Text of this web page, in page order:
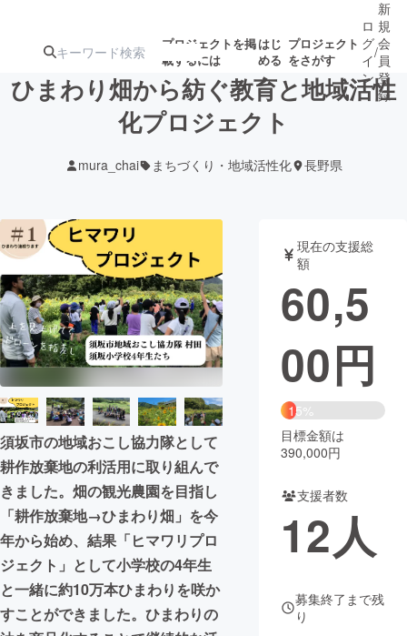
プロジェクトを掲
載するには
はじ
める
プロジェクト
をさがす
ターン
ジェクト
募集終了が近いプ
ロジェクト
されます
アート・写真 音楽
テクノロジー・ガジェット ゲーム・
映像・映画 書籍・雑誌
ビジネス・起業 チャレンジ
まちづくり・地域活性化
CAMPFIRE for Social Good
CAMPFIRE Creation
CAMPFIREふるさと納税 machi-ya コミュニティ
ロ
グ
イ
ン
/
新
規
会
員
登
録
ひまわり畑から紡ぐ教育と地域活性
化プロジェクト
mura_chai まちづくり・地域活性化 長野県
須坂市の地域おこし協力隊として
耕作放棄地の利活用に取り組んで
きました。畑の観光農園を目指し
「耕作放棄地→ひまわり畑」を今
年から始め、結果「ヒマワリプロ
ジェクト」として小学校の4年生
と一緒に約10万本ひまわりを咲か
すことができました。ひまわりの
現在の支援総
額
60,5
00円
15%
目標金額は
390,000円
支援者数
12人
募集終了まで残
り